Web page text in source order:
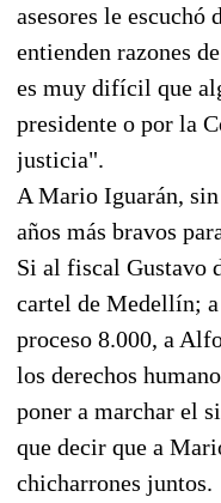
asesores le escuchó
entienden razones
es muy difícil que
presidente o por la
justicia".
A Mario Iguarán,
años más bravos
Si al fiscal Gustavo
cartel de Medellín;
proceso 8.000, a
los derechos
poner a marchar el
que decir que a
chicharrones juntos.